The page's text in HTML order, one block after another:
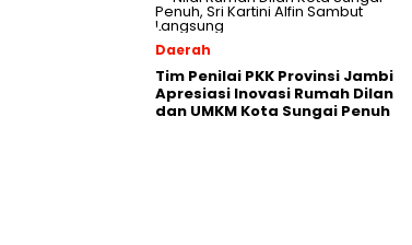
Daerah
Tim Penilai PKK Provinsi Jambi
Apresiasi Inovasi Rumah Dilan
dan UMKM Kota Sungai Penuh